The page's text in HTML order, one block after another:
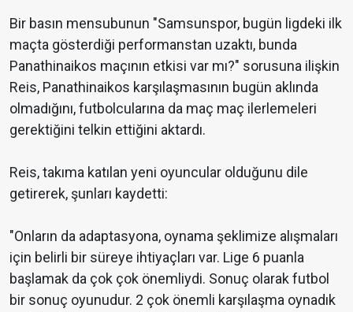
Bir basın mensubunun "Samsunspor, bugün ligdeki ilk
maçta gösterdiği performanstan uzaktı, bunda
Panathinaikos maçının etkisi var mı?" sorusuna ilişkin
Reis, Panathinaikos karşılaşmasının bugün aklında
olmadığını, futbolcularına da maç maç ilerlemeleri
gerektiğini telkin ettiğini aktardı.
Reis, takıma katılan yeni oyuncular olduğunu dile
getirerek, şunları kaydetti:
"Onların da adaptasyona, oynama şeklimize alışmaları
için belirli bir süreye ihtiyaçları var. Lige 6 puanla
başlamak da çok çok önemliydi. Sonuç olarak futbol
bir sonuç oyunudur. 2 çok önemli karşılaşma oynadık